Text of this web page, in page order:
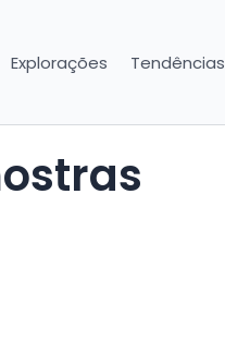
Explorações Tendências